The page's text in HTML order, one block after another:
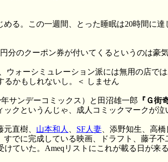
る。この一週間、とった睡眠は20時間に
のクーポン券が付いてくるというのは豪
ウォーシミュレーション派には無用の店
るかもしれないし。＜ しません
年サンデーコミックス）と田沼雄一郎 『Ｇ街
クというんじゃ、成人コミックマークが泣
元直樹、 山本和人 SF人妻 、添野知生、高
すでに完成している映画、ドラフト、藤
けていた。Ameqリストにこれが載る日が来